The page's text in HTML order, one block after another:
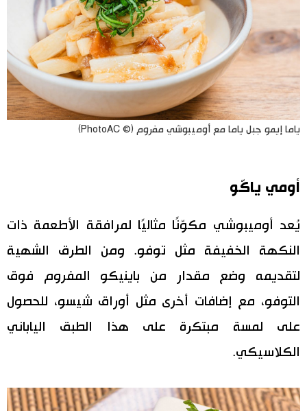
ياما إيمو جبل ياما مع أوميبوشي مفروم (© PhotoAC)
أومي ياكّو
يُعد أوميبوشي مكوّنًا مثاليًا لمرافقة الأطعمة ذات
النكهة الخفيفة مثل توفو. ومن الطرق الشهية
لتقديمه وضع مقدار من باينيكو المفروم فوق
التوفو، مع إضافات أخرى مثل أوراق شيسو، للحصول
على لمسة مبتكرة على هذا الطبق الياباني
الكلاسيكي.